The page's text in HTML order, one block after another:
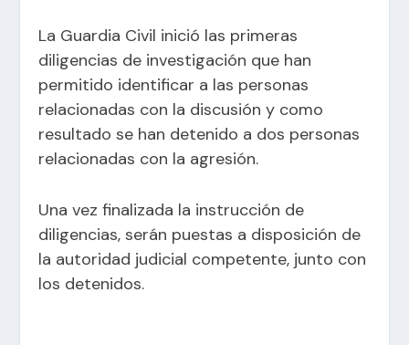
La Guardia Civil inició las primeras
diligencias de investigación que han
permitido identificar a las personas
relacionadas con la discusión y como
resultado se han detenido a dos personas
relacionadas con la agresión.
Una vez finalizada la instrucción de
diligencias, serán puestas a disposición de
la autoridad judicial competente, junto con
los detenidos.